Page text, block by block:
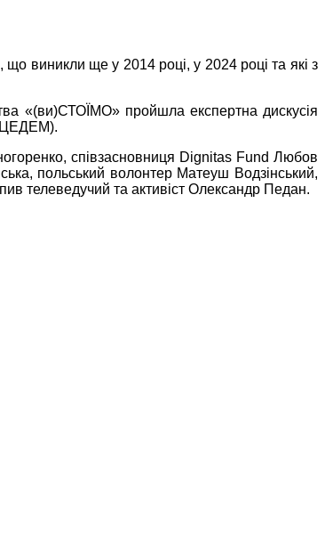
виникли ще у 2014 році, у 2024 році та які з
«(ви)СТОЇМО» пройшла експертна дискусія
(ЦЕДЕМ).
співзасновниця Dignitas Fund Любов
польський волонтер Матеуш Водзінський,
телеведучий та активіст Олександр Педан.